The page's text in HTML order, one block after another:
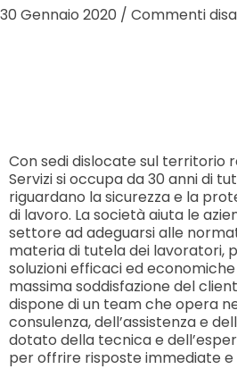
30 Gennaio 2020 / Commenti
Con sedi dislocate sul territorio
Servizi si occupa da 30 anni di
riguardano la sicurezza e la
di lavoro. La società aiuta le
settore ad adeguarsi alle
materia di tutela dei lavoratori,
soluzioni efficaci ed
massima soddisfazione del
dispone di un team che opera
consulenza, dell’assistenza e
dotato della tecnica e
per offrire risposte immediate e